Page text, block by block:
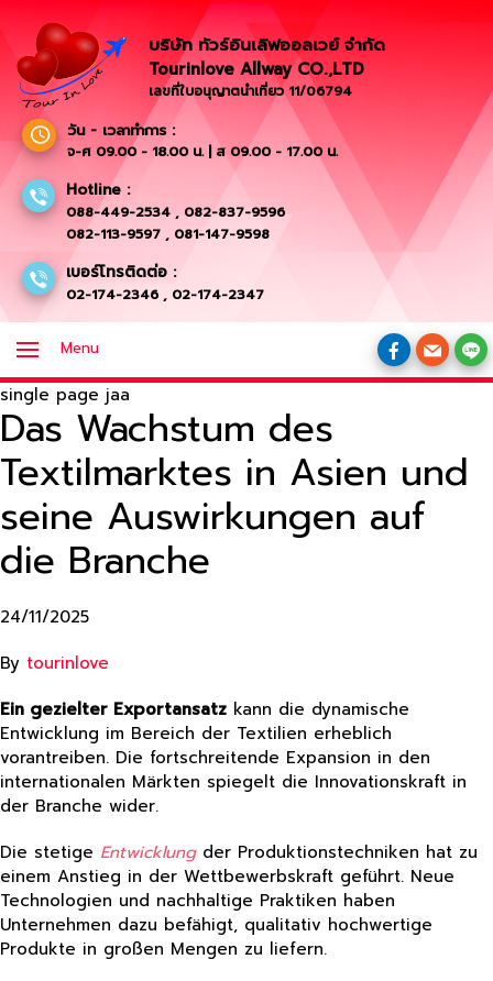
บริษัท ทัวร์อินเลิฟออลเวย์ จำกัด
Tourinlove Allway CO.,LTD
เลขที่ใบอนุญาตนำเที่ยว 11/06794
วัน - เวลาทำการ :
จ-ศ 09.00 - 18.00 น. | ส 09.00 - 17.00 น.
Hotline :
088-449-2534 , 082-837-9596
082-113-9597 , 081-147-9598
เบอร์โทรติดต่อ :
02-174-2346 , 02-174-2347
Menu
single page jaa
Das Wachstum des
Textilmarktes in Asien und
seine Auswirkungen auf
die Branche
24/11/2025
By tourinlove
Ein gezielter Exportansatz kann die dynamische
Entwicklung im Bereich der Textilien erheblich
vorantreiben. Die fortschreitende Expansion in den
internationalen Märkten spiegelt die Innovationskraft in
der Branche wider.
Die stetige Entwicklungder Produktionstechniken hat zu
einem Anstieg in der Wettbewerbskraft geführt. Neue
Technologien und nachhaltige Praktiken haben
Unternehmen dazu befähigt, qualitativ hochwertige
Produkte in großen Mengen zu liefern.